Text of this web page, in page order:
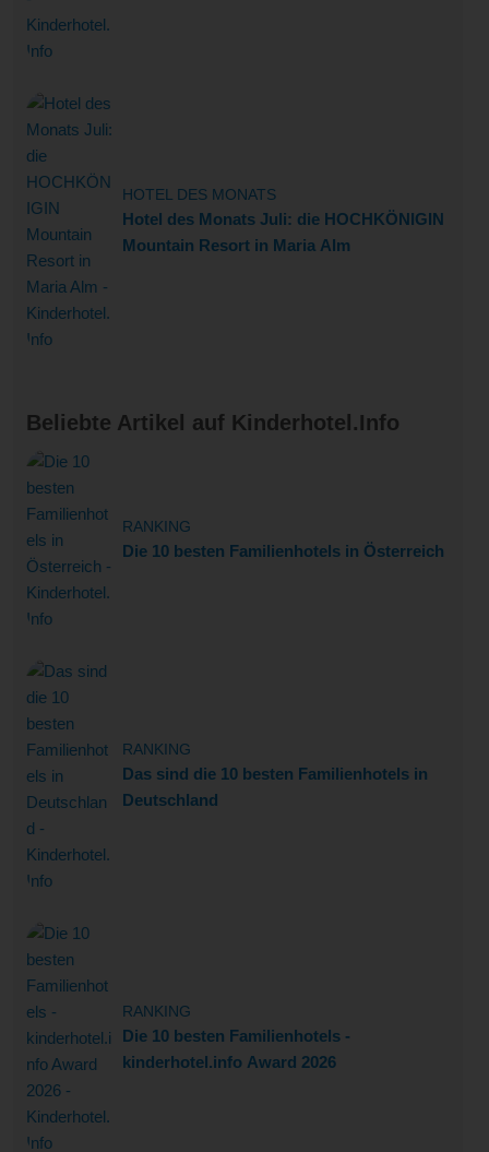
HOTEL DES MONATS
Hotel des Monats Juli: die HOCHKÖNIGIN
Mountain Resort in Maria Alm
Beliebte Artikel auf Kinderhotel.Info
RANKING
Die 10 besten Familienhotels in Österreich
RANKING
Das sind die 10 besten Familienhotels in
Deutschland
RANKING
Die 10 besten Familienhotels -
kinderhotel.info Award 2026